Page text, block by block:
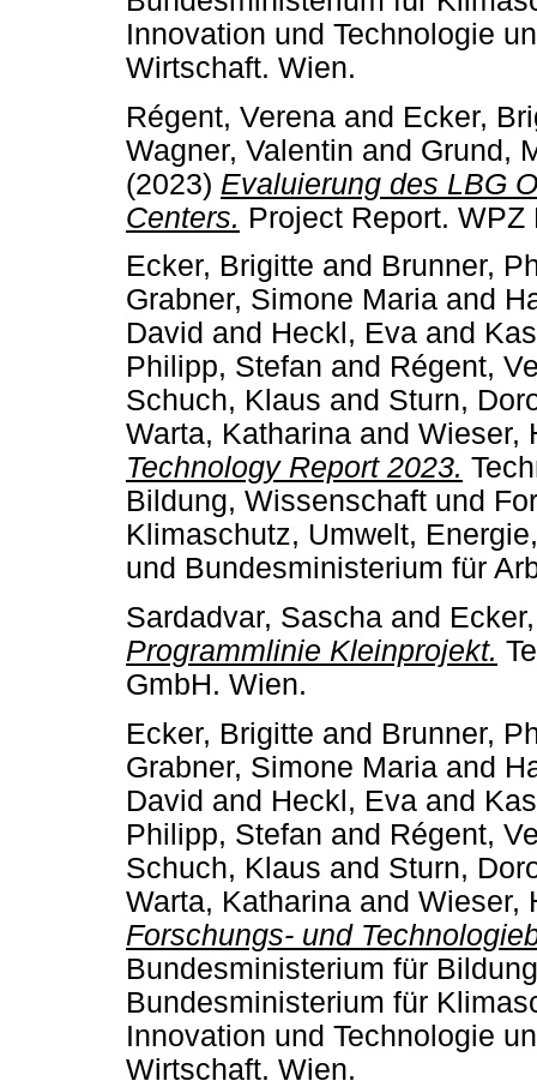
Innovation und Technologie
Wirtschaft. Wien.
Régent, Verena and Ecker,
Wagner, Valentin and Grund,
(2023) Evaluierung des LBG
Centers. Project Report.
Ecker, Brigitte and Brunner,
Grabner, Simone Maria and
David and Heckl, Eva and
Philipp, Stefan and Régent,
Schuch, Klaus and Sturn,
Warta, Katharina and Wieser,
Technology Report 2023.
Bildung, Wissenschaft und
Klimaschutz, Umwelt,
und Bundesministerium für
Sardadvar, Sascha and
Programmlinie Kleinprojekt.
GmbH. Wien.
Ecker, Brigitte and Brunner,
Grabner, Simone Maria and
David and Heckl, Eva and
Philipp, Stefan and Régent,
Schuch, Klaus and Sturn,
Warta, Katharina and Wieser,
Forschungs- und
Bundesministerium für
Bundesministerium für
Innovation und Technologie
Wirtschaft. Wien.